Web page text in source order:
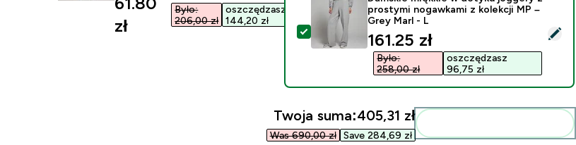
zł‎
Było:
206,00 zł‎
oszczędzasz
144,20 zł‎
Wybierz ten produkt - Damskie miękkie w dotyku
prostymi nogawkami z kolekcji MP –
Grey Marl - L
discounted price
161.25 zł‎
Było:
258,00 zł‎
oszczędzasz
96,75 zł‎
Twoja suma:405,31 zł‎
Was 690,00 zł‎ Save 284,69 zł‎